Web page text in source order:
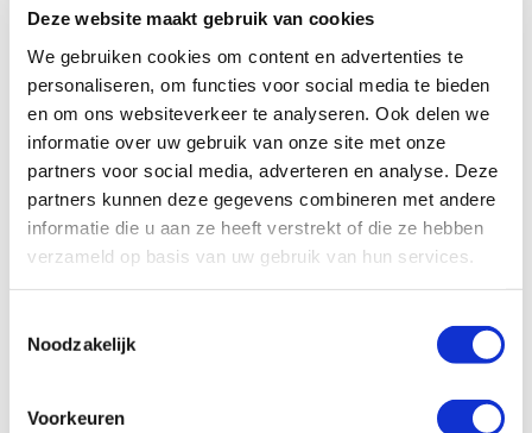
Deze website maakt gebruik van cookies
We gebruiken cookies om content en advertenties te
personaliseren, om functies voor social media te bieden
en om ons websiteverkeer te analyseren. Ook delen we
informatie over uw gebruik van onze site met onze
partners voor social media, adverteren en analyse. Deze
partners kunnen deze gegevens combineren met andere
informatie die u aan ze heeft verstrekt of die ze hebben
verzameld op basis van uw gebruik van hun services.
Noodzakelijk
Voorkeuren
E-mail *
Bericht*